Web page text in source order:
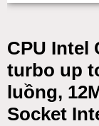
CPU Intel
turbo up
luồng,
Socket